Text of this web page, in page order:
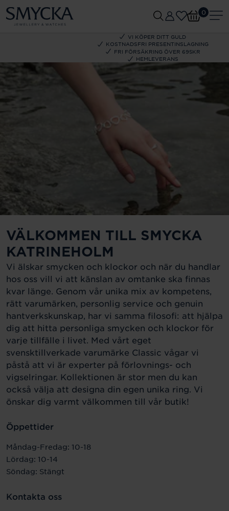
VI KÖPER DITT GULD
KOSTNADSFRI PRESENTINSLAGNING
FRI FÖRSÄKRING ÖVER 695KR
HEMLEVERANS
0
VÄLKOMMEN TILL SMYCKA
KATRINEHOLM
Vi älskar smycken och klockor och när du handlar
hos oss vill vi att känslan av omtanke ska finnas
kvar länge. Genom vår unika mix av kompetens,
rätt varumärken, personlig service och genuin
hantverkskunskap, har vi samma filosofi: att hjälpa
dig att hitta personliga smycken och klockor för
varje tillfälle i livet. Med vårt eget
svensktillverkade varumärke Classic vågar vi
påstå att vi är experter på förlovnings- och
vigselringar. Kollektionen är stor men du kan
också välja att designa din egen unika ring. Vi
önskar dig varmt välkommen till vår butik!
Öppettider
Måndag-Fredag: 10-18
Lördag: 10-14
Söndag: Stängt
Kontakta oss